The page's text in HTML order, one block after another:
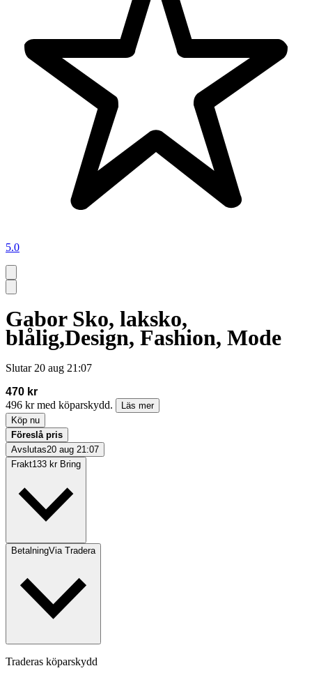
5.0
Gabor Sko, laksko,
blålig,Design, Fashion, Mode
Slutar 20 aug 21:07
470 kr
496 kr med köparskydd.
Läs mer
Köp nu
Föreslå pris
Avslutas20 aug 21:07
Frakt133 kr Bring
BetalningVia Tradera
Traderas köparskydd